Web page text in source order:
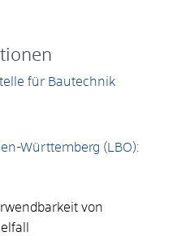
für Bautechnik
Württemberg (LBO):
von